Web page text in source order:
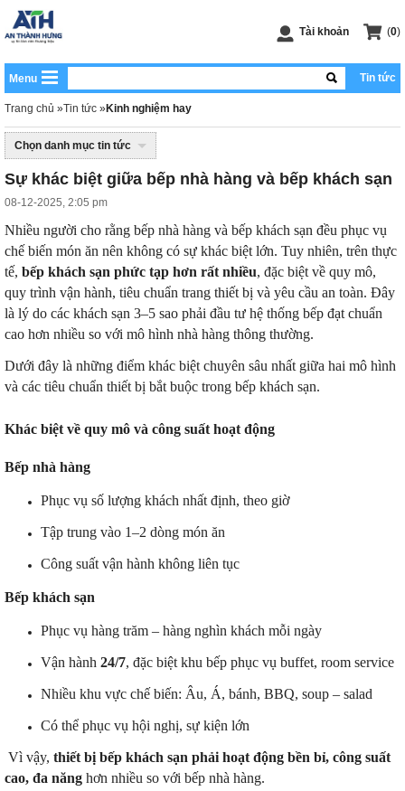
(0)
Tài khoản
Menu Tin tức
Trang chủ »Tin tức »Kinh nghiệm hay
Chọn danh mục tin tức
Sự khác biệt giữa bếp nhà hàng và bếp khách sạn
08-12-2025, 2:05 pm
Nhiều người cho rằng bếp nhà hàng và bếp khách sạn đều phục vụ
chế biến món ăn nên không có sự khác biệt lớn. Tuy nhiên, trên thực
tế, bếp khách sạn phức tạp hơn rất nhiều, đặc biệt về quy mô,
quy trình vận hành, tiêu chuẩn trang thiết bị và yêu cầu an toàn. Đây
là lý do các khách sạn 3–5 sao phải đầu tư hệ thống bếp đạt chuẩn
cao hơn nhiều so với mô hình nhà hàng thông thường.
Dưới đây là những điểm khác biệt chuyên sâu nhất giữa hai mô hình
và các tiêu chuẩn thiết bị bắt buộc trong bếp khách sạn.
Khác biệt về quy mô và công suất hoạt động
Bếp nhà hàng
Phục vụ số lượng khách nhất định, theo giờ
Tập trung vào 1–2 dòng món ăn
Công suất vận hành không liên tục
Bếp khách sạn
Phục vụ hàng trăm – hàng nghìn khách mỗi ngày
Vận hành 24/7, đặc biệt khu bếp phục vụ buffet, room service
Nhiều khu vực chế biến: Âu, Á, bánh, BBQ, soup – salad
Có thể phục vụ hội nghị, sự kiện lớn
Vì vậy, thiết bị bếp khách sạn phải hoạt động bền bỉ, công suất
cao, đa năng hơn nhiều so với bếp nhà hàng.